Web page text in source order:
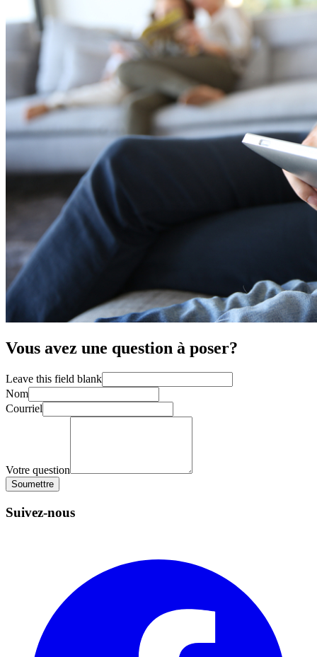
Vous avez une question à poser?
Leave this field blank
Nom
Courriel
Votre question
Soumettre
Suivez-nous